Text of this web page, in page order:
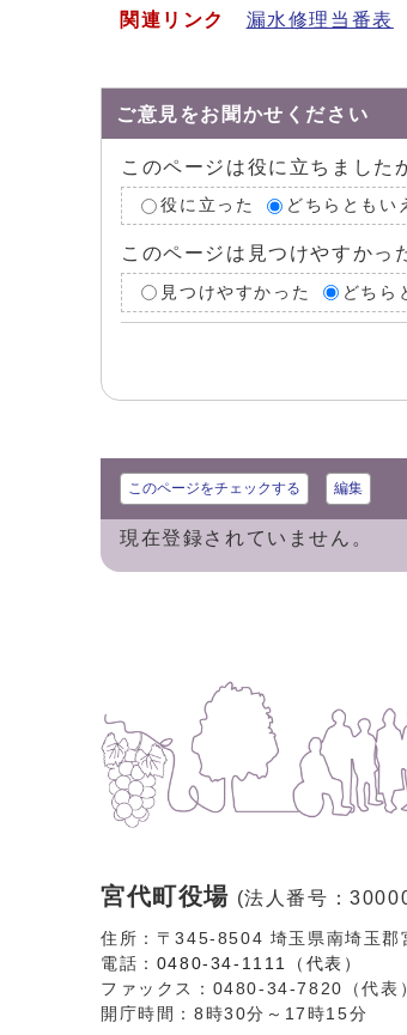
関連リンク 漏水修理当番表
ご意見をお聞かせください
このページは役に立ちました
役に立った どちらともい
このページは見つけやすかっ
見つけやすかった どちら
このページをチェックする 編集
現在登録されていません。
宮代町役場 (法人番号：
住所：〒345-8504 埼玉県南埼玉郡
電話： 0480-34-1111（代表）
ファックス：0480-34-7820（代表
開庁時間：8時30分～17時15分